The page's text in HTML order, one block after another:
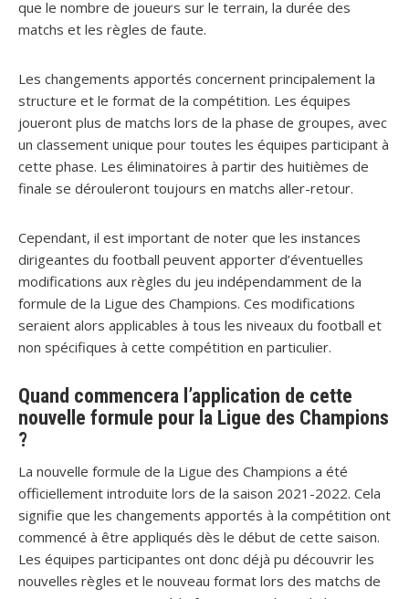
que le nombre de joueurs sur le terrain, la durée des
matchs et les règles de faute.
Les changements apportés concernent principalement la
structure et le format de la compétition. Les équipes
joueront plus de matchs lors de la phase de groupes, avec
un classement unique pour toutes les équipes participant à
cette phase. Les éliminatoires à partir des huitièmes de
finale se dérouleront toujours en matchs aller-retour.
Cependant, il est important de noter que les instances
dirigeantes du football peuvent apporter d’éventuelles
modifications aux règles du jeu indépendamment de la
formule de la Ligue des Champions. Ces modifications
seraient alors applicables à tous les niveaux du football et
non spécifiques à cette compétition en particulier.
Quand commencera l’application de cette
nouvelle formule pour la Ligue des Champions
?
La nouvelle formule de la Ligue des Champions a été
officiellement introduite lors de la saison 2021-2022. Cela
signifie que les changements apportés à la compétition ont
commencé à être appliqués dès le début de cette saison.
Les équipes participantes ont donc déjà pu découvrir les
nouvelles règles et le nouveau format lors des matchs de